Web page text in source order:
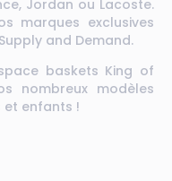
Jordan ou Lacoste.
marques exclusives
and Demand.
baskets King of
nombreux modèles
et enfants !